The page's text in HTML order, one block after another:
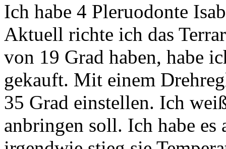
Ich habe 4 Pleruodonte
Aktuell richte ich das
von 19 Grad haben, habe
gekauft. Mit einem
35 Grad einstellen. Ich
anbringen soll. Ich habe es